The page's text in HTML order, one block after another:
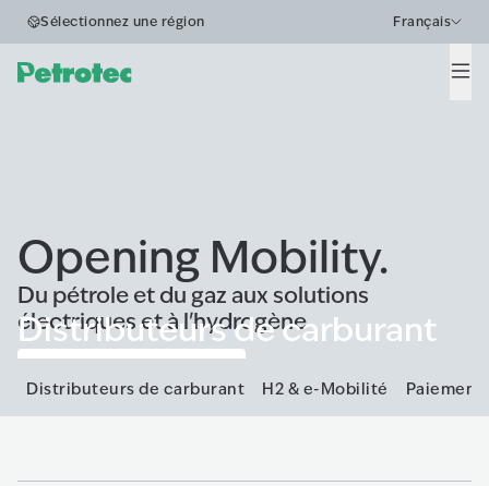
Sélectionnez une région Français
Opening Mobility.
Du pétrole et du gaz aux solutions
électriques et à l'hydrogène
Distributeurs de carburant H2 & e-Mobilité
Distributeurs de carburant